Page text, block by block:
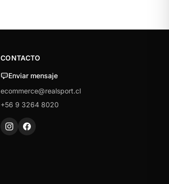
CONTACTO
Enviar mensaje
ecommerce@realsport.cl
+56 9 3264 8020